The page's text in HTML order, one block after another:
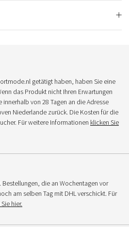
getätigt haben, haben Sie eine
das Produkt nicht Ihren Erwartungen
von 28 Tagen an die Adresse
Niederlande zurück. Die Kosten für die
Für weitere Informationen klicken Sie
die an Wochentagen vor
am selben Tag mit DHL verschickt. Für
hier.